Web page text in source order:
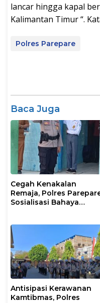
lancar hingga kapal
Kalimantan Timur “.
Polres Parepare
Baca Juga
Cegah Kenakalan
Remaja, Polres
Sosialisasi Bahaya
Antisipasi Kerawanan
Kamtibmas, Polres